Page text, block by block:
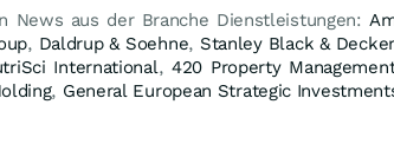
News aus der Branche Dienstleistungen:
, Daldrup & Soehne, Stanley Black & Decker
International,420 Property
, General European Strategic